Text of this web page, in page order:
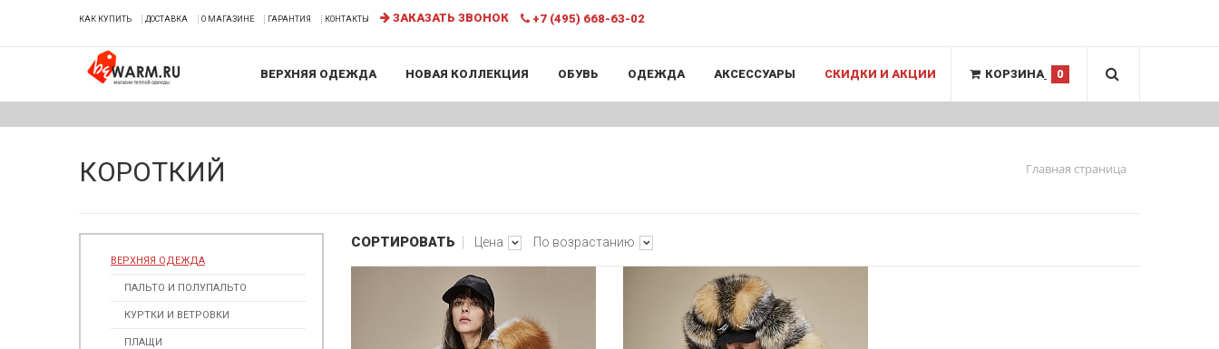
КАК КУПИТЬ ДОСТАВКА О МАГАЗИНЕ ГАРАНТИЯ КОНТАКТЫ ЗАКАЗАТЬ ЗВОНОК +7 (495) 668-63-02
КОРЗИНА 0
ВЕРХНЯЯ ОДЕЖДА НОВАЯ КОЛЛЕКЦИЯ ОБУВЬ ОДЕЖДА АКСЕССУАРЫ СКИДКИ И АКЦИИ
КОРОТКИЙ Главная страница
ВЕРХНЯЯ ОДЕЖДА
ПАЛЬТО И ПОЛУПАЛЬТО
КУРТКИ И ВЕТРОВКИ
ПЛАЩИ
СОРТИРОВАТЬ Цена По возрастанию